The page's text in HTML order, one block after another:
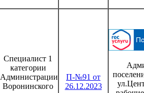
Специалист 1
категории
Администрации
Воронинского
П-№91 от
26.12.2023